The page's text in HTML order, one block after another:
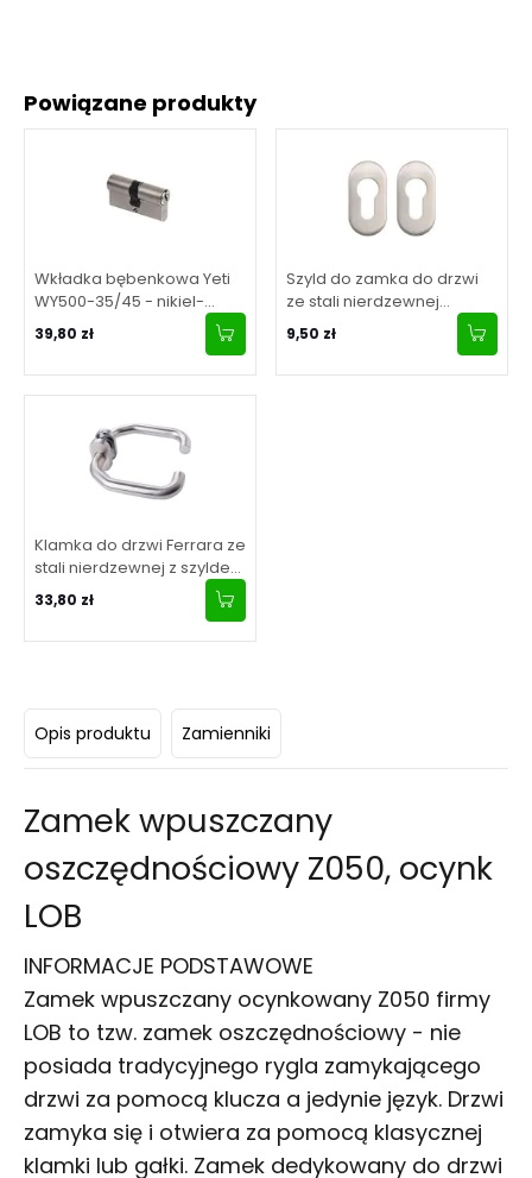
Powiązane produkty
Wkładka bębenkowa Yeti
WY500-35/45 - nikiel-
satyna
39,80 zł
Szyld do zamka do drzwi
ze stali nierdzewnej
owalny
9,50 zł
Klamka do drzwi Ferrara ze
stali nierdzewnej z szyldem
owalnym
33,80 zł
Opis produktu Zamienniki
Zamek wpuszczany
oszczędnościowy Z050, ocynk
LOB
INFORMACJE PODSTAWOWE
Zamek wpuszczany ocynkowany Z050 firmy
LOB to tzw. zamek oszczędnościowy - nie
posiada tradycyjnego rygla zamykającego
drzwi za pomocą klucza a jedynie język. Drzwi
zamyka się i otwiera za pomocą klasycznej
klamki lub gałki. Zamek dedykowany do drzwi